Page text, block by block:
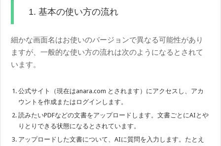
1. 基本の使い方の流れ
細かな画面名はお使いのバージョンで異なる可能性があり
ますが、一般的な使い方の流れは次のようになるとされて
います。
公式サイト（現在はanara.com とされます）にアクセスし、アカ
ウントを作成またはログインします。
読みたいPDFなどの文書をアップロードします。文書ごとにAIとや
りとりできる状態になるとされています。
アップロードした文書について、AIに質問を入力します。たとえ